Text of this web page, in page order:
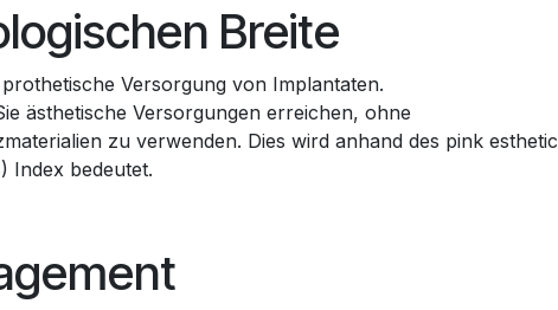
Breite
Versorgung von Implantaten.
ästhetische Versorgungen erreichen, ohne
zu verwenden. Dies wird anhand des pink esthetic
Index bedeutet.